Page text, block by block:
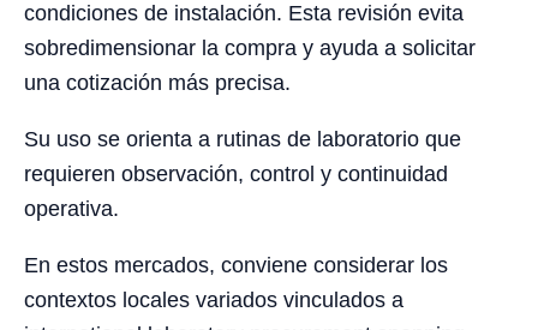
condiciones de instalación. Esta revisión evita
sobredimensionar la compra y ayuda a solicitar
una cotización más precisa.
Su uso se orienta a rutinas de laboratorio que
requieren observación, control y continuidad
operativa.
En estos mercados, conviene considerar los
contextos locales variados vinculados a